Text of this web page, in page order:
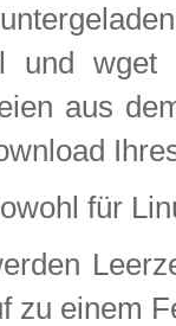
und wget
aus
für
zu einem